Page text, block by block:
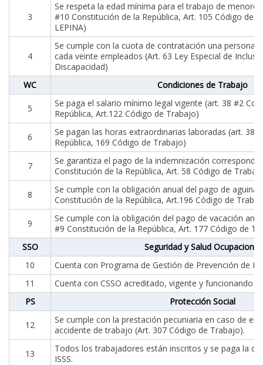
3
Se respeta la edad mínima para el trabajo de
#10 Constitución de la República, Art. 105 Código de
LEPINA)
4
Se cumple con la cuota de contratación una persona
cada veinte empleados (Art. 63 Ley Especial de
Discapacidad)
WC
Condiciones de Trabajo
5
Se paga el salario mínimo legal vigente (art. 38 #2
República, Art.122 Código de Trabajo)
6
Se pagan las horas extraordinarias laboradas (art. 38
República, 169 Código de Trabajo)
7
Se garantiza el pago de la indemnización
Constitución de la República, Art. 58 Código de
8
Se cumple con la obligación anual del pago de
Constitución de la República, Art.196 Código de
9
Se cumple con la obligación del pago de vacación
#9 Constitución de la República, Art. 177 Código de
SSO
Seguridad y Salud Ocupacional
10
Cuenta con Programa de Gestión de Prevención de
11
Cuenta con CSSO acreditado, vigente y funcionando
PS
Protección Social
12
Se cumple con la prestación pecuniaria en caso de
accidente de trabajo (Art. 307 Código de Trabajo).
13
Todos los trabajadores están inscritos y se paga la
ISSS.